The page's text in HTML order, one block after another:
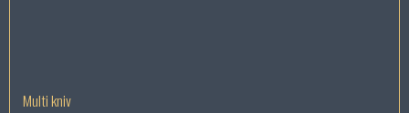
Multi kniv